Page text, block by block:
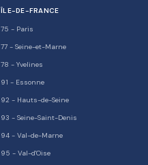
ÎLE-DE-FRANCE
75 - Paris
77 - Seine-et-Marne
78 - Yvelines
91 - Essonne
92 - Hauts-de-Seine
93 - Seine-Saint-Denis
94 - Val-de-Marne
95 - Val-d'Oise